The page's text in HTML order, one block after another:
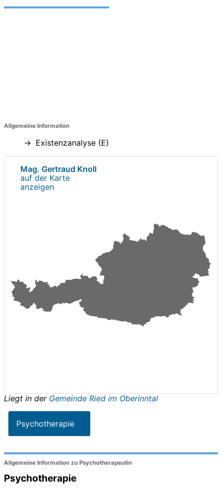
Allgemeine Information
Existenzanalyse (E)
Mag. Gertraud Knoll
auf der Karte
anzeigen
Liegt in der Gemeinde Ried im Oberinntal
Psychotherapie
Allgemeine Information zu Psychotherapeutin
Psychotherapie